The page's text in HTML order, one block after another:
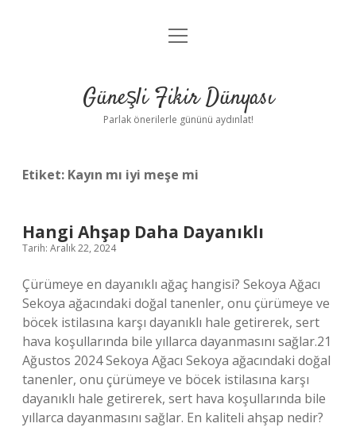
Anasayfa
Yasal Uyarı
menüyü
Güneşli Fikir Dünyası
Parlak önerilerle gününü aydınlat!
Etiket: Kayın mı iyi meşe mi
Hangi Ahşap Daha Dayanıklı
Tarih: Aralık 22, 2024
Çürümeye en dayanıklı ağaç hangisi? Sekoya Ağacı
Sekoya ağacındaki doğal tanenler, onu çürümeye ve
böcek istilasına karşı dayanıklı hale getirerek, sert
hava koşullarında bile yıllarca dayanmasını sağlar.21
Ağustos 2024 Sekoya Ağacı Sekoya ağacındaki doğal
tanenler, onu çürümeye ve böcek istilasına karşı
dayanıklı hale getirerek, sert hava koşullarında bile
yıllarca dayanmasını sağlar. En kaliteli ahşap nedir?